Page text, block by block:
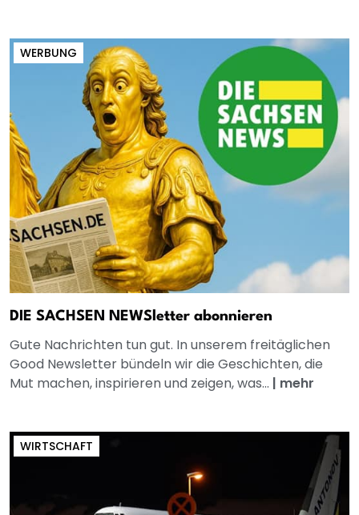
WERBUNG
DIE SACHSEN NEWSletter abonnieren
Gute Nachrichten tun gut. In unserem freitäglichen
Good Newsletter bündeln wir die Geschichten, die
Mut machen, inspirieren und zeigen, was... | mehr
WIRTSCHAFT